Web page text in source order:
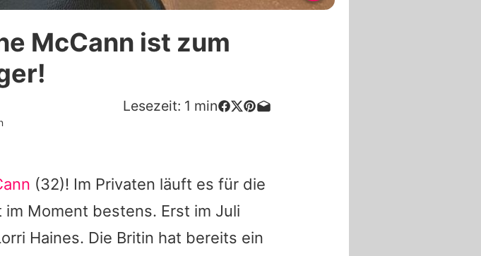
McCann ist zum
Lesezeit: 1 min
(32)! Im Privaten läuft es für die
im Moment bestens. Erst im Juli
Haines. Die Britin hat bereits ein